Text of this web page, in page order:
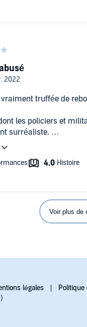
truffée de
les policiers et
surréaliste.
c'est une fiction et
dans l'abus pur et
fantastique mais il doit
Voir plus de
légales